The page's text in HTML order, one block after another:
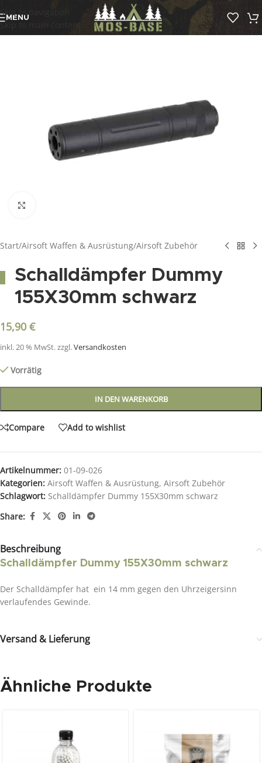
Skip to navigation
Skip to main content
MENU
Start/Airsoft Waffen & Ausrüstung/Airsoft Zubehör
Schalldämpfer Dummy
155X30mm schwarz
15,90 €
inkl. 20 % MwSt.zzgl.Versandkosten
Vorrätig
IN DEN WARENKORB
Compare Add to wishlist
Artikelnummer: 01-09-026
Kategorien: Airsoft Waffen & Ausrüstung, Airsoft Zubehör
Schlagwort: Schalldämpfer Dummy 155X30mm schwarz
Share:
Beschreibung
Schalldämpfer Dummy 155X30mm schwarz
Der Schalldämpfer hat ein 14 mm gegen den Uhrzeigersinn
verlaufendes Gewinde.
Versand & Lieferung
Ähnliche Produkte